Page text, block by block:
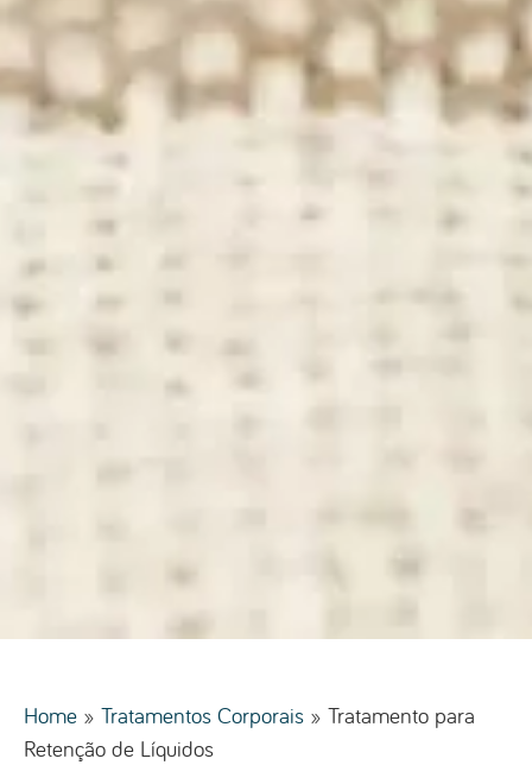
Home » Tratamentos Corporais » Tratamento para
Retenção de Líquidos